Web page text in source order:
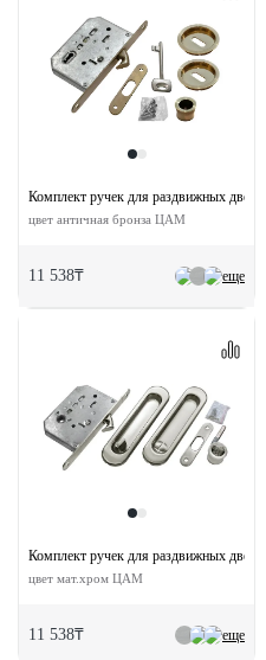
еще
Комплект ручек для раздвижных
цвет античная бронза ЦАМ
11 538₸
еще
Комплект ручек для раздвижных
цвет мат.хром ЦАМ
11 538₸